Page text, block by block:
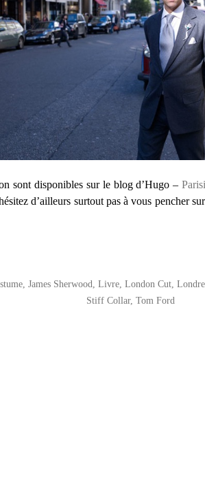
sont disponibles sur le blog d’Hugo –
d’ailleurs surtout pas à vous pencher
, James Sherwood Livre, London Cut,
Stiff Collar, Tom Ford